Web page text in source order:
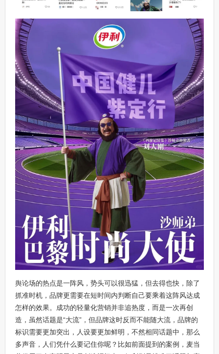
舆论场的热点是一阵风，势头可以很迅猛，但去得也快，除了
抓准时机，品牌更需要在短时间内判断自己要乘着这阵风达成
怎样的效果。成功的轻量化营销并非追热度，而是一次再创
造，虽然话题是“大流”，但品牌这时反而不能随大流，品牌的
标识需要更加突出，人设要更加鲜明，不然相同话题中，那么
多声音，人们凭什么要记住你呢？比如前面提到的案例，麦当